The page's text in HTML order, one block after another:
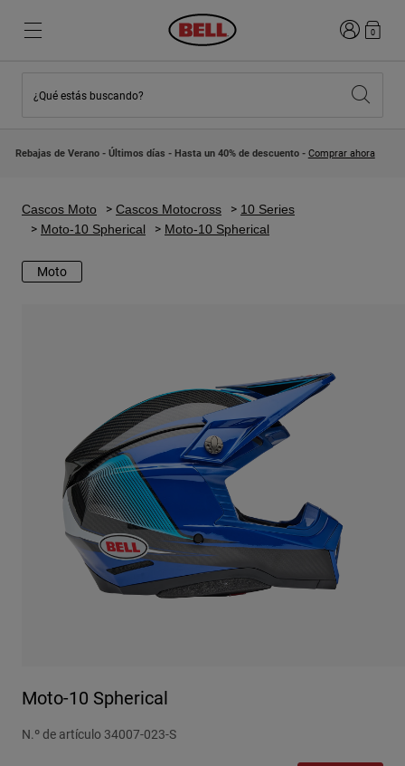
Novedades
Cascos Motocross Niño
Lifestyle
Motocross
Adventure
Retro
Recambios
Ver todo
Novedades
Lifestyle
Explora Bike
Urban
BMX
Recambios
Ver todo
Iniciar0
¿Qué estás buscando?
Rebajas de Verano - Últimos días - Hasta un 40% de descuento - Comprar ahora
Cascos Moto Cascos Motocross
10 Series
Moto-10 Spherical
Moto-10 Spherical
Moto
Moto-10 Spherical
N.º de artículo 34007-023-S